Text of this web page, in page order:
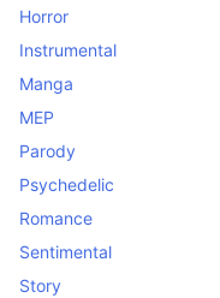
Horror
Instrumental
Manga
MEP
Parody
Psychedelic
Romance
Sentimental
Story